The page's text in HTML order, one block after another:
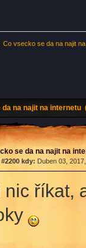
Co vsecko se da na najit
na najit na internetu
se da na najit na
kdy: Duben 03,
nic říkat,